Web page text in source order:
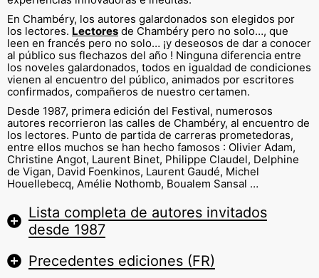
En Chambéry, los autores galardonados son elegidos por
los lectores. Lectores de Chambéry pero no solo…, que
leen en francés pero no solo… ¡y deseosos de dar a conocer
al público sus flechazos del año ! Ninguna diferencia entre
los noveles galardonados, todos en igualdad de condiciones
vienen al encuentro del público, animados por escritores
confirmados, compañeros de nuestro certamen.
Desde 1987, primera edición del Festival, numerosos
autores recorrieron las calles de Chambéry, al encuentro de
los lectores. Punto de partida de carreras prometedoras,
entre ellos muchos se han hecho famosos : Olivier Adam,
Christine Angot, Laurent Binet, Philippe Claudel, Delphine
de Vigan, David Foenkinos, Laurent Gaudé, Michel
Houellebecq, Amélie Nothomb, Boualem Sansal …
Lista completa de autores invitados
desde 1987
Precedentes ediciones (FR)